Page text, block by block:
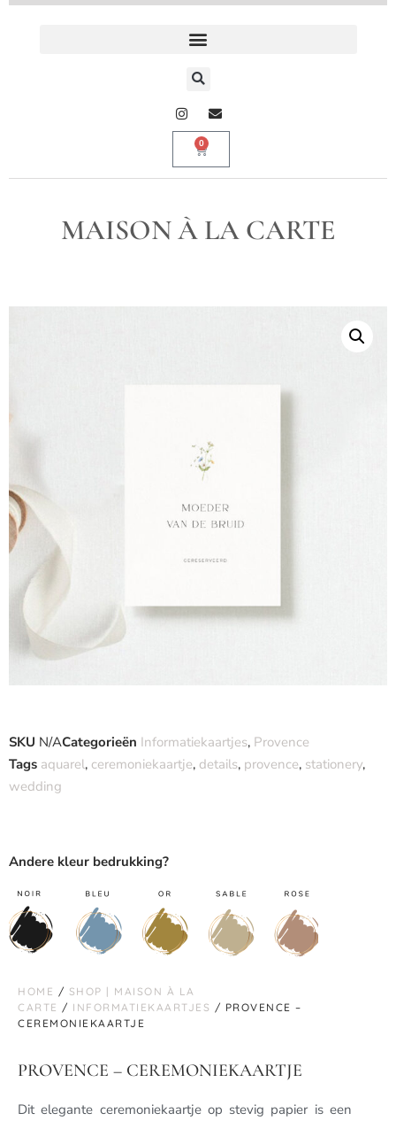
0
MAISON À LA CARTE
SKU N/ACategorieën Informatiekaartjes, Provence
Tags aquarel, ceremoniekaartje, details, provence, stationery,
wedding
Andere kleur bedrukking?
HOME / SHOP | MAISON À LA
CARTE / INFORMATIEKAARTJES / PROVENCE –
CEREMONIEKAARTJE
PROVENCE – CEREMONIEKAARTJE
Dit elegante ceremoniekaartje op stevig papier is een